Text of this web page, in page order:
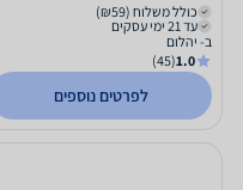
כולל משלוח (₪59)
עד 21 ימי עסקים
ב- יהלום
1.0
(45)
לפרטים נוספים